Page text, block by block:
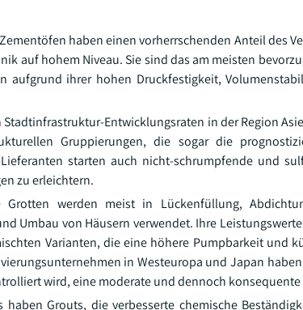
haben einen vorherrschenden Anteil des
auf hohem Niveau. Sie sind das am meisten
aufgrund ihrer hohen Druckfestigkeit,
Stadtinfrastruktur-Entwicklungsraten in der Region
Gruppierungen, die sogar die
starten auch nicht-schrumpfende und
zu erleichtern.
Grotten werden meist in Lückenfüllung,
Umbau von Häusern verwendet. Ihre
Varianten, die eine höhere Pumpbarkeit und
in Westeuropa und Japan
wird, eine moderate und dennoch
haben Grouts, die verbesserte chemische